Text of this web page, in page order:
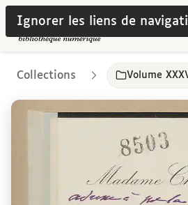
Ignorer les liens de
Collections Volume